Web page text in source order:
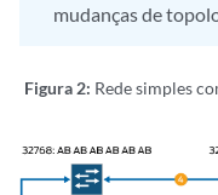
mudanças de
Figura 2: Rede simples